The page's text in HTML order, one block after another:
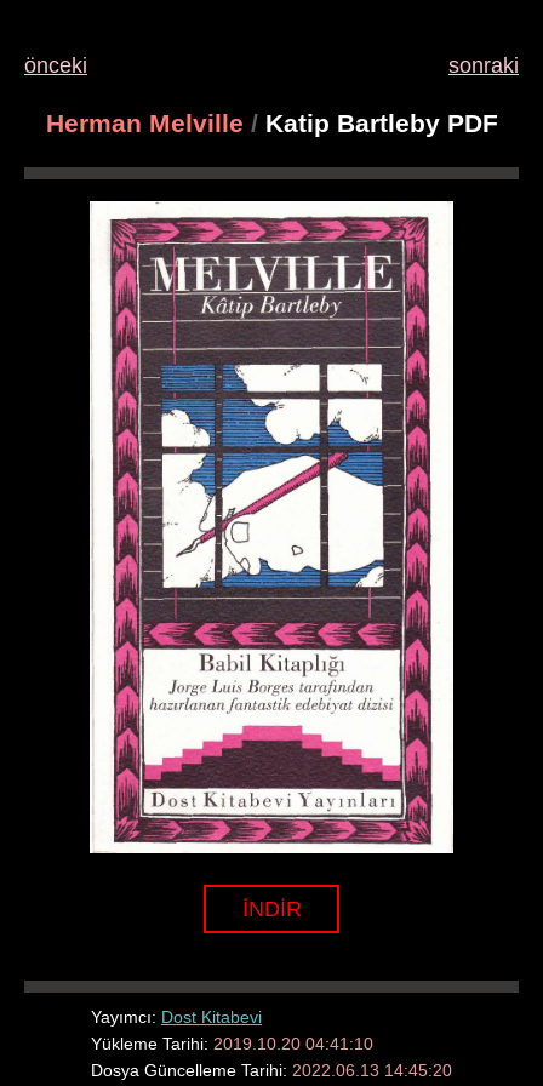
önceki sonraki
Herman Melville /Katip Bartleby PDF
İNDİR
Yayımcı: Dost Kitabevi
Yükleme Tarihi: 2019.10.20 04:41:10
Dosya Güncelleme Tarihi: 2022.06.13 14:45:20